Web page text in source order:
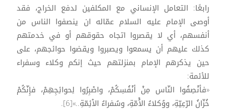
رابعًا: التعامل الإنساني مع المكلفين لدفع الخراج، فقد
أوصى الإمام عليه السلام عمّاله ان ينصفوا الناس من
أنفسهم، أي لا يقصروا اتجاه حقوقهم أو في خدمتهم
كذلك عليهم أن يسمعوا ويصبروا ويقضوا حوائجهم، على
حين يذكرهم الإمام بمنزلتهم حيث إنكم وكلاء وسفراء
للأئمة:
«فأنْصِفُوا النّاس مِنْ أنْفُسِكُمْ، واصْبِرُوا لِحوائِجِهِمْ، فإِنّكُمْ
خُزّانُ الرّعِيّةِ، ووُكلاءُ الاُْمّةِ، وسُفراءُ الاْئِمّةِ..»[6].